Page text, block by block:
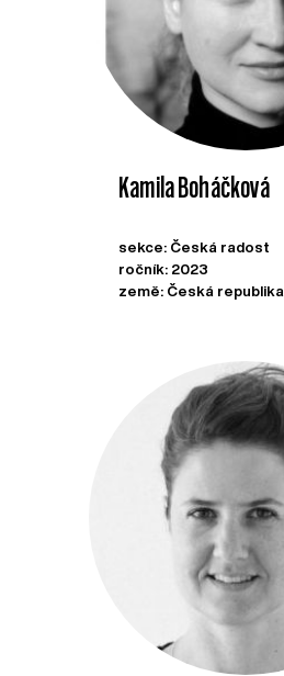
Kamila Boháčková
sekce: Česká radost
ročník: 2023
země: Česká republika